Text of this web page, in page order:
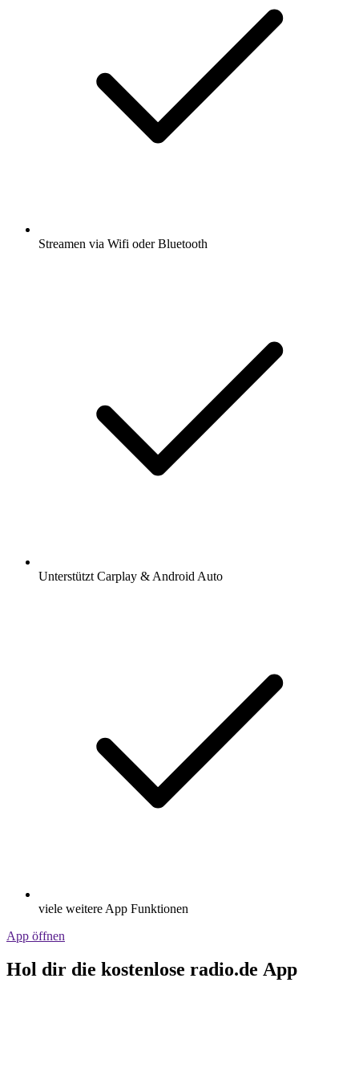
Streamen via Wifi oder Bluetooth
Unterstützt Carplay & Android Auto
viele weitere App Funktionen
App öffnen
Hol dir die kostenlose radio.de App